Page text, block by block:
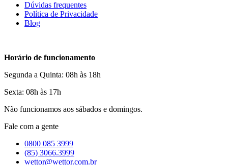
Dúvidas frequentes
Política de Privacidade
Blog
Horário de funcionamento
Segunda a Quinta: 08h às 18h
Sexta: 08h às 17h
Não funcionamos aos sábados e domingos.
Fale com a gente
0800 085 3999
(85) 3066.3999
wettor@wettor.com.br